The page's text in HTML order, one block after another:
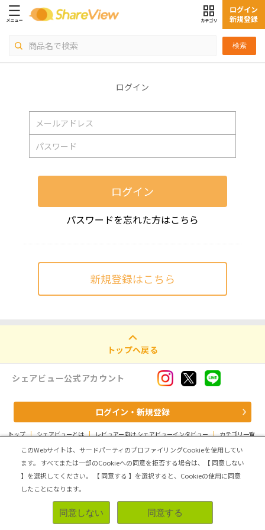
検索
ログイン
新規登録
ログイン
ログイン
パスワードを忘れた方はこちら
新規登録はこちら
トップへ戻る
シェアビュー公式アカウント
ログイン・新規登録
トップ | シェアビューとは | レビュアー向け シェアビューインタビュー | カテゴリ一覧
運営会社 | 個人情報の取扱いについて | 利用規約 サイトマップ
Copyright (C) ASMARQ Co.,Ltd. All Rights Reserved.
このWebサイトは、サードパーティのプロファイリングCookieを使用してい
ます。
すべてまたは一部のCookieへの同意を拒否する場合は、【 同意しない
】を選択してください。
【 同意する 】を選択すると、Cookieの使用に同意
したことになります。
同意しない 同意する